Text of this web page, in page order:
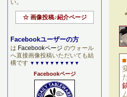
■
い。
☆ 画像投稿♪紹介ページ
Facebookユーザーの方
は Facebookページ のウォール
へ直接画像投稿いただいても結
構です ▼▼▼▼▼▼▼▼▼▼
Facebookページ